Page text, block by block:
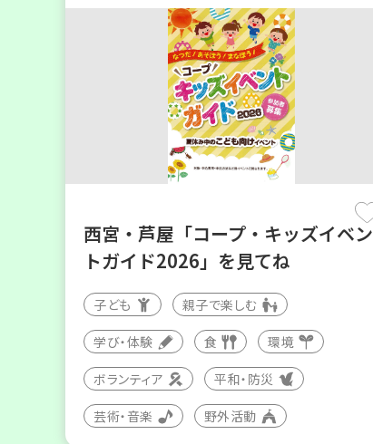
西宮・芦屋「コープ・キッズイベン
トガイド2026」を見てね
子ども 親子で楽しむ
学び・体験 食 環境
ボランティア 平和・防災
芸術・音楽 野外活動